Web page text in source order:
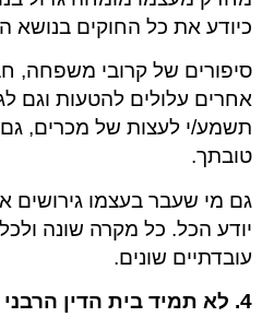
כיודע את כל החוקים בנושא
סיפורים של קרובי משפחה,
אחרים עלולים להטעות וגם
תשמע/י לעצות של מכרים,
טובתך.
גם מי שעבר בעצמו גירושים
יודע הכל. כל מקרה שונה
עובדתיים שונים.
4. לא תמיד בית הדין